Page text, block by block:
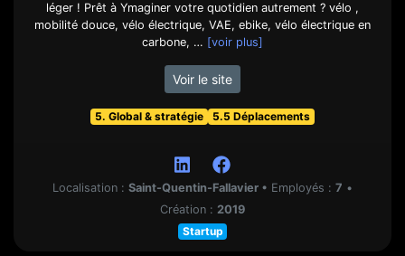
léger ! Prêt à Ymaginer votre quotidien autrement ? vélo ,
mobilité douce, vélo électrique, VAE, ebike, vélo électrique en
carbone, … [voir plus]
Voir le site
5. Global & stratégie 5.5 Déplacements
Localisation : Saint-Quentin-Fallavier • Employés : 7 •
Création : 2019
Startup